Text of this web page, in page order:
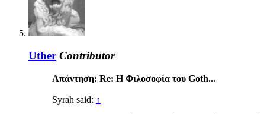
Uther Contributor
Απάντηση: Re: Η Φιλοσοφία του Goth...
Syrah said: ↑